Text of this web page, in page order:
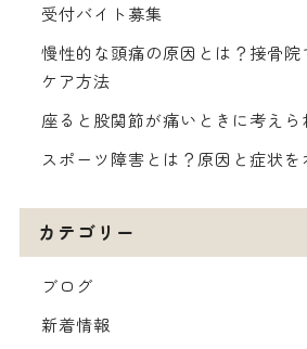
受付バイト募集
慢性的な頭痛の原因とは？接骨院
ケア方法
座ると股関節が痛いときに考え
スポーツ障害とは？原因と症状
カテゴリー
ブログ
新着情報